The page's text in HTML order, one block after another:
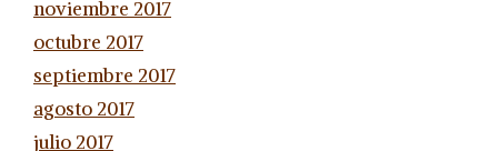
noviembre 2017
octubre 2017
septiembre 2017
agosto 2017
julio 2017